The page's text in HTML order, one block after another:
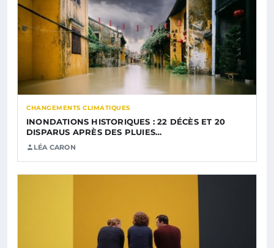
CHANGEMENTS CLIMATIQUES
INONDATIONS HISTORIQUES : 22 DÉCÈS ET 20
DISPARUS APRÈS DES PLUIES…
LÉA CARON